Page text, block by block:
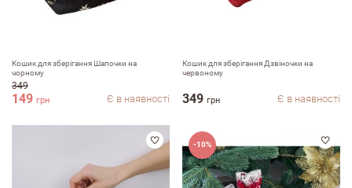
Кошик для зберігання Шапочки на
чорному
349
149 грн Є в наявності
Кошик для зберігання Дзвіночки на
червоному
349 грн Є в наявності
-10%